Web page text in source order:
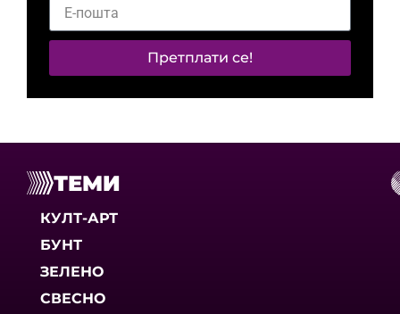
Претплати се!
ТЕМИ
КУЛТ-АРТ
БУНТ
ЗЕЛЕНО
СВЕСНО